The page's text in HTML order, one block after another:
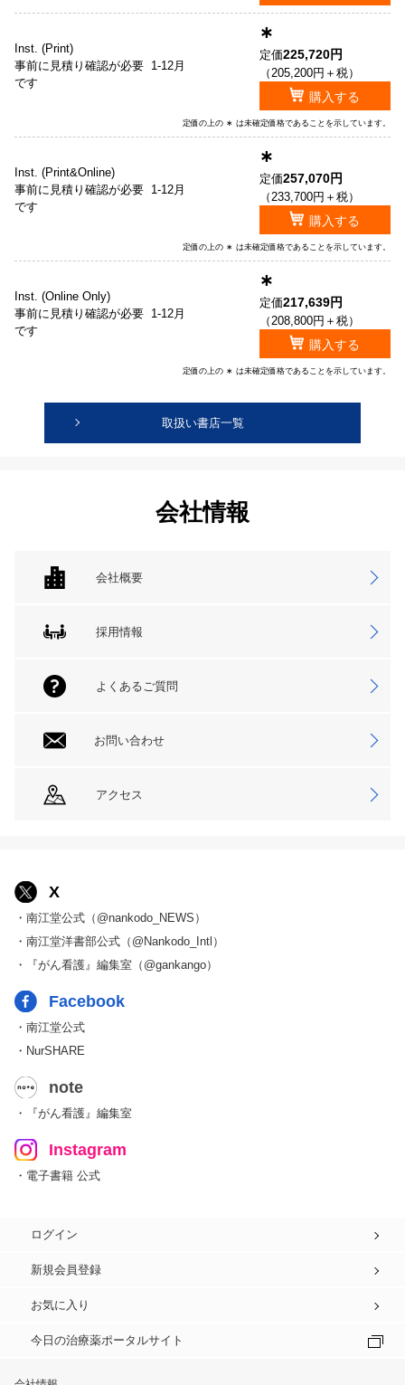
Inst. (Print)
事前に見積り確認が必要
です
1-12月
∗
定価225,720円
（205,200円＋税）
購入する
定価の上の ∗ は未確定価格であることを示しています。
Inst. (Print&Online)
事前に見積り確認が必要
です
1-12月
∗
定価257,070円
（233,700円＋税）
購入する
定価の上の ∗ は未確定価格であることを示しています。
Inst. (Online Only)
事前に見積り確認が必要
です
1-12月
∗
定価217,639円
（208,800円＋税）
購入する
定価の上の ∗ は未確定価格であることを示しています。
取扱い書店一覧
会社情報
会社概要
採用情報
よくあるご質問
お問い合わせ
アクセス
X
・南江堂公式（@nankodo_NEWS）
・南江堂洋書部公式（@Nankodo_Intl）
・『がん看護』編集室（@gankango）
Facebook
・南江堂公式
・NurSHARE
note
・『がん看護』編集室
Instagram
・電子書籍 公式
ログイン
新規会員登録
お気に入り
今日の治療薬ポータルサイト